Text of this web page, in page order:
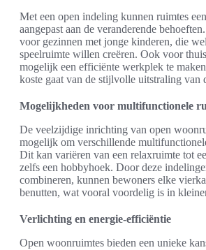
Met een open indeling kunnen ruimtes
aangepast aan de veranderende
voor gezinnen met jonge kinderen, die
speelruimte willen creëren. Ook voor
mogelijk een efficiënte werkplek te
koste gaat van de stijlvolle uitstraling van
Mogelijkheden voor multifunctionele
De veelzijdige inrichting van open
mogelijk om verschillende
Dit kan variëren van een relaxruimte tot
zelfs een hobbyhoek. Door deze
combineren, kunnen bewoners elke
benutten, wat vooral voordelig is in
Verlichting en energie-efficiëntie
Open woonruimtes bieden een unieke